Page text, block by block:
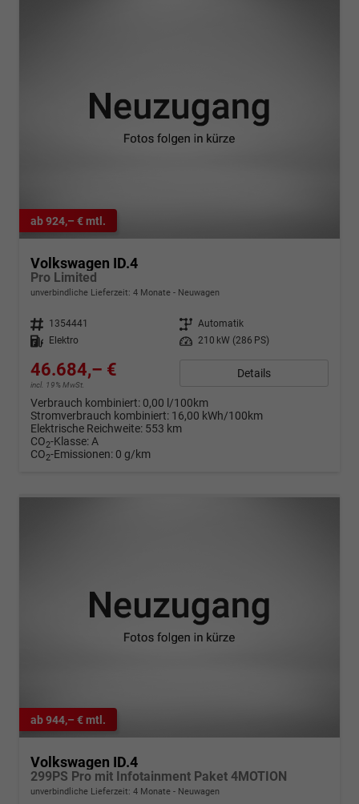
ab 924,– € mtl.
Volkswagen ID.4
Pro Limited
unverbindliche Lieferzeit: 4 Monate Neuwagen
Fahrzeugnr. 1354441 Getriebe Automatik
Kraftstoff
Elektro Leistung 210 kW (286 PS)
46.684,– €
incl. 19% MwSt.
Details
Verbrauch kombiniert: 0,00 l/100km
Stromverbrauch kombiniert: 16,00 kWh/100km
Elektrische Reichweite: 553 km
CO2-Klasse:A
CO2-Emissionen: 0 g/km
ab 944,– € mtl.
Volkswagen ID.4
299PS Pro mit Infotainment Paket 4MOTION
unverbindliche Lieferzeit: 4 Monate Neuwagen